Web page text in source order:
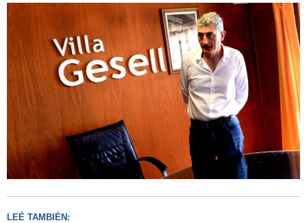
LEÉ TAMBIÉN: